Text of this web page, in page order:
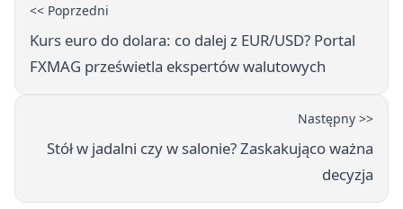
<< Poprzedni
Kurs euro do dolara: co dalej z EUR/USD? Portal
FXMAG prześwietla ekspertów walutowych
Następny >>
Stół w jadalni czy w salonie? Zaskakująco ważna
decyzja